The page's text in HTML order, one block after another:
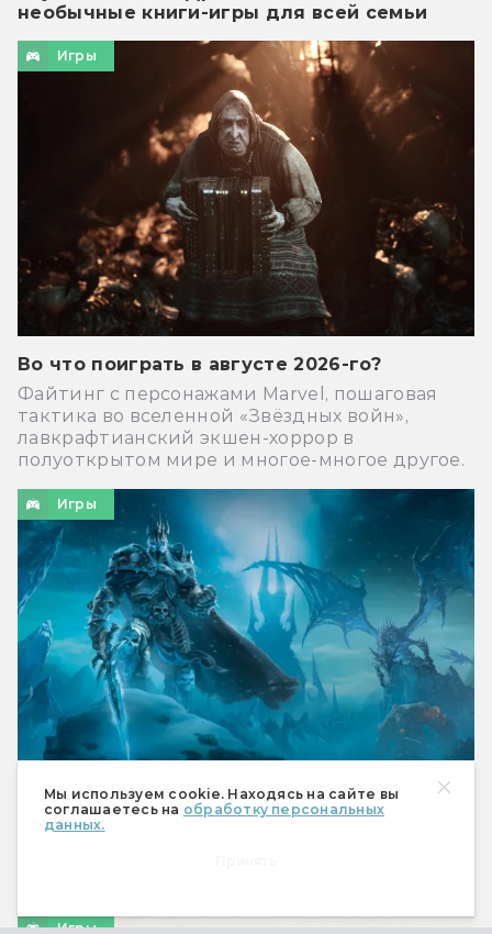
Мы используем cookie. Находясь на сайте вы
соглашаетесь на обработку персональных
данных.
необычные книги-игры для всей семьи
Игры
Во что поиграть в августе 2026-го?
Файтинг с персонажами Marvel, пошаговая
тактика во вселенной «Звёздных войн»,
лавкрафтианский экшен-хоррор в
полуоткрытом мире и многое-многое другое.
Игры
Что ждёт Dungeons & Dragons: кроссоверы
с World of Warcraft и Star Wars,
Игры